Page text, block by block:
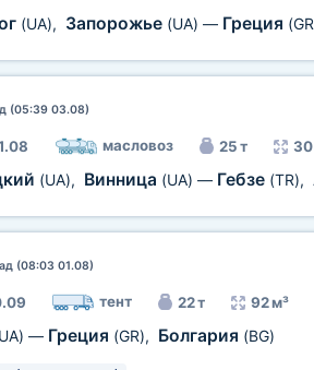
(UA), Запорожье (UA) — Греция
(05:39 03.08)
масловоз 25 т 30
(UA), Винница (UA) — Гебзе (TR),
(08:03 01.08)
тент 22 т 92 м³
— Греция (GR), Болгария (BG)